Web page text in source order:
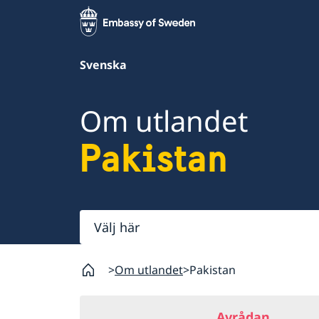
Svenska
Om utlandet
Pakistan
Välj
här
Om utlandet Pakistan